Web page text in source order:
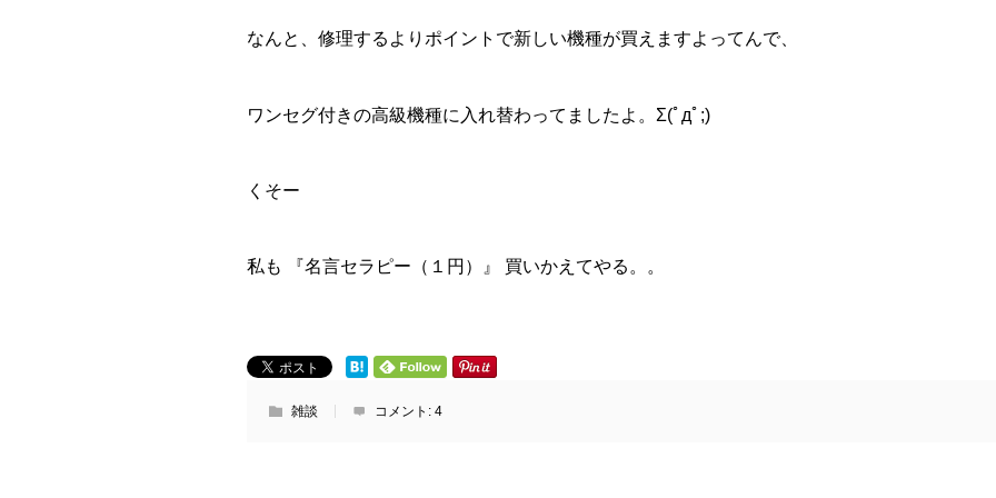
なんと、修理するよりポイントで新しい機種が買えますよってんで、
ワンセグ付きの高級機種に入れ替わってましたよ。Σ(ﾟдﾟ;)
くそー
私も 『名言セラピー（１円）』 買いかえてやる。。
雑談 コメント: 4